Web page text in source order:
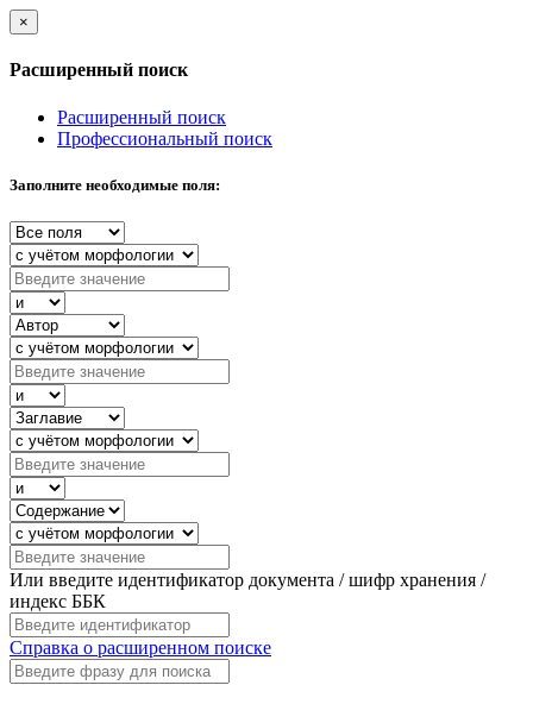
×
Расширенный поиск
Расширенный поиск
Профессиональный поиск
Заполните необходимые поля:
Или введите идентификатор документа / шифр хранения /
индекс ББК
Справка о расширенном поиске